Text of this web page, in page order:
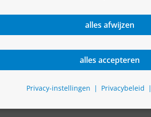
alles afwijzen
alles accepteren
Privacy-instellingen Privacybeleid